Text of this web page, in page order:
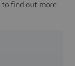
find out more.